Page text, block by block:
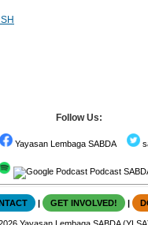
Follow Us:
Yayasan Lembaga SABDA
Podcast
| GET INVOLVED! |